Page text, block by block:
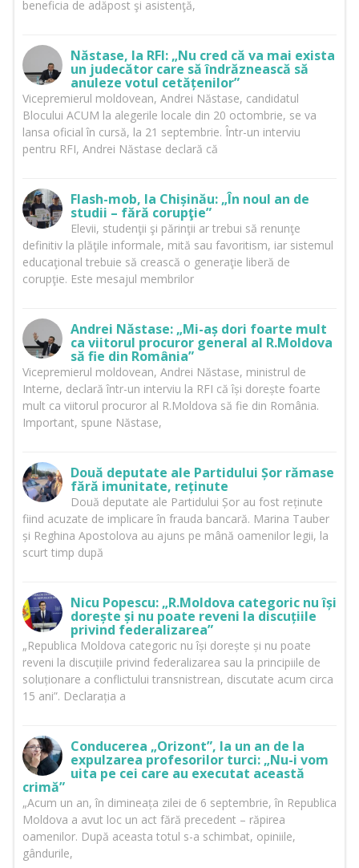
beneficia de adăpost şi asistenţă,
Năstase, la RFI: „Nu cred că va mai exista
un judecător care să îndrăznească să
anuleze votul cetățenilor”
Vicepremierul moldovean, Andrei Năstase, candidatul
Blocului ACUM la alegerile locale din 20 octombrie, se va
lansa oficial în cursă, la 21 septembrie. Într-un interviu
pentru RFI, Andrei Năstase declară că
Flash-mob, la Chișinău: „În noul an de
studii – fără corupţie”
Elevii, studenţii şi părinţii ar trebui să renunţe
definitiv la plăţile informale, mită sau favoritism, iar sistemul
educaţional trebuie să crească o generaţie liberă de
corupţie. Este mesajul membrilor
Andrei Năstase: „Mi-aș dori foarte mult
ca viitorul procuror general al R.Moldova
să fie din România”
Vicepremierul moldovean, Andrei Năstase, ministrul de
Interne, declară într-un interviu la RFI că își dorește foarte
mult ca viitorul procuror al R.Moldova să fie din România.
Important, spune Năstase,
Două deputate ale Partidului Șor rămase
fără imunitate, reținute
Două deputate ale Partidului Șor au fost reținute
fiind acuzate de implicare în frauda bancară. Marina Tauber
și Reghina Apostolova au ajuns pe mână oamenilor legii, la
scurt timp după
Nicu Popescu: „R.Moldova categoric nu își
dorește și nu poate reveni la discuțiile
privind federalizarea”
„Republica Moldova categoric nu își dorește și nu poate
reveni la discuțiile privind federalizarea sau la principiile de
soluționare a conflictului transnistrean, discutate acum circa
15 ani”. Declarația a
Conducerea „Orizont”, la un an de la
expulzarea profesorilor turci: „Nu-i vom
uita pe cei care au executat această
crimă”
„Acum un an, în dimineața zilei de 6 septembrie, în Republica
Moldova a avut loc un act fără precedent – răpirea
oamenilor. După aceasta totul s-a schimbat, opiniile,
gândurile,